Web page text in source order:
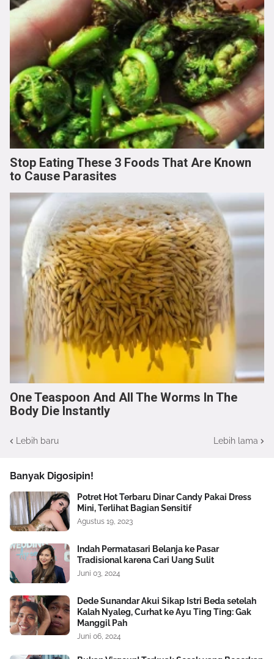
Stop Eating These 3 Foods That Are Known
to Cause Parasites
One Teaspoon And All The Worms In The
Body Die Instantly
Lebih baru Lebih lama
Banyak Digosipin!
Potret Hot Terbaru Dinar Candy Pakai Dress
Mini, Terlihat Bagian Sensitif
Agustus 19, 2023
Indah Permatasari Belanja ke Pasar
Tradisional karena Cari Uang Sulit
Juni 03, 2024
Dede Sunandar Akui Sikap Istri Beda setelah
Kalah Nyaleg, Curhat ke Ayu Ting Ting: Gak
Manggil Pah
Juni 06, 2024